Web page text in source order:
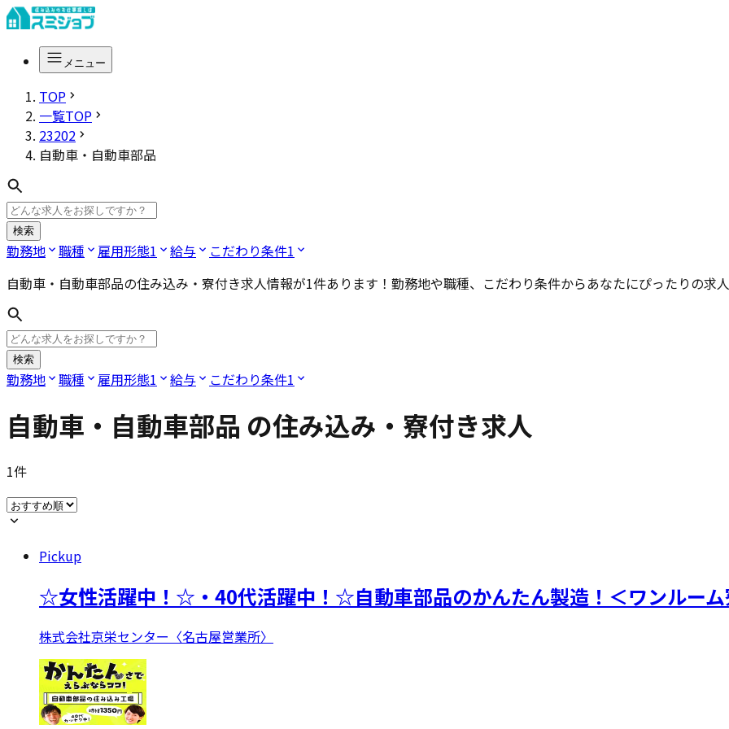
メニュー
TOP
一覧TOP
23202
自動車・自動車部品
検索
勤務地 職種 雇用形態1 給与 こだわり条件1
自動車・自動車部品の住み込み・寮付き求人情報が1件あります！勤務地や職種、こだわり条件からあなたにぴったりの求
検索
勤務地 職種 雇用形態1 給与 こだわり条件1
自動車・自動車部品 の住み込み・寮付き求人
1件
Pickup
☆女性活躍中！☆・40代活躍中！☆自動車部品のかんたん製造！＜ワンルー
株式会社京栄センター〈名古屋営業所〉